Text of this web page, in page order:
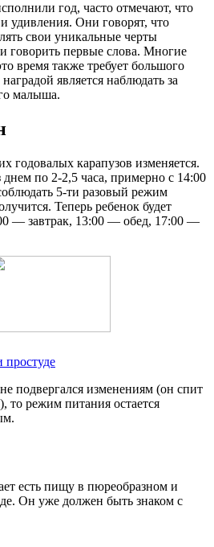
год, часто отмечают, что
удивления. Они говорят, что
свои уникальные черты
и говорить первые слова. Многие
время также требует большого
является наблюдать за
малыша.
карапузов изменяется.
днем по 2-2,5 часа, примерно с 14:00
5-ти разовый режим
Теперь ребенок будет
— завтрак, 13:00 — обед, 17:00 —
подвергался изменениям (он спит
то режим питания остается
есть пищу в пюреобразном и
Он уже должен быть знаком с